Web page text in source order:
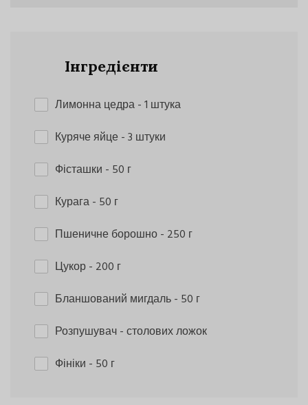
Інгредієнти
Лимонна цедра- 1 штука
Куряче яйце- 3 штуки
Фісташки - 50 г
Курага- 50 г
Пшеничне борошно- 250 г
Цукор- 200 г
Бланшований мигдаль- 50 г
Розпушувач- столових ложок
Фініки - 50 г